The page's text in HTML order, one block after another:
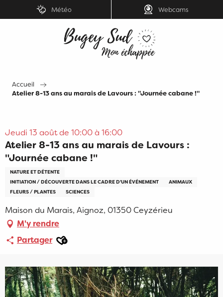
au
Météo Webcams
Accueil
Atelier 8-13 ans au marais de Lavours : "Journée cabane !"
Jeudi 13 août de 10:00 à 16:00
Atelier 8-13 ans au marais de Lavours :
"Journée cabane !"
NATURE ET DÉTENTE
INITIATION / DÉCOUVERTE DANS LE CADRE D'UN ÉVÉNEMENT
ANIMAUX
FLEURS / PLANTES
SCIENCES
Maison du Marais, Aignoz, 01350 Ceyzérieu
M'y rendre
PartagerAjouter aux favoris